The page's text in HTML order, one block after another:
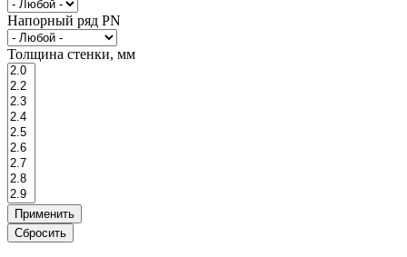
Напорный ряд PN
Толщина стенки, мм